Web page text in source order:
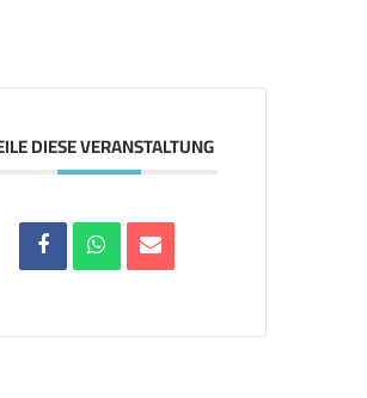
DIESE VERANSTALTUNG